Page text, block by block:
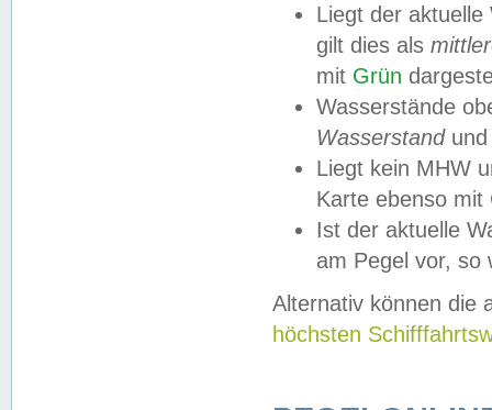
Liegt der
gilt dies als
mit Grün
Wasserstände
Wasserstandund
Liegt kein MHW
Karte ebenso mit
Ist der aktuelle
am Pegel vor,
Alternativ können die
höchsten